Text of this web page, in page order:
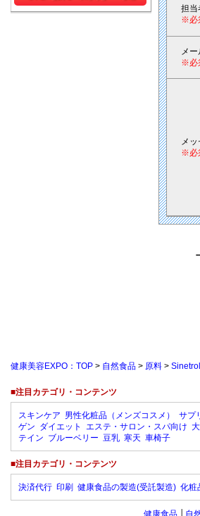
担当
※必
メ
※必
メ
※必
健康美容EXPO：TOP > 自然食品 > 原料 >
■注目カテゴリ・コンテンツ
スキンケア 男性化粧品（メンズコスメ） サプ
ゲン ダイエット エステ・サロン・スパ向け
テイン ブルーベリー 豆乳 寒天 車椅子
■注目カテゴリ・コンテンツ
決済代行 印刷 健康食品の製造(受託製造) 化粧
健康食品 自